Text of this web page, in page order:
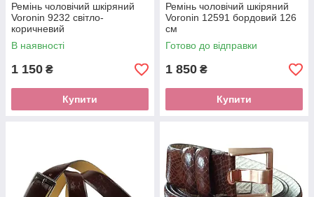
Ремінь чоловічий шкіряний
Voronin 9232 світло-
коричневий
В наявності
1 150 ₴
Купити
Ремінь чоловічий шкіряний
Voronin 12591 бордовий 126
см
Готово до відправки
1 850 ₴
Купити